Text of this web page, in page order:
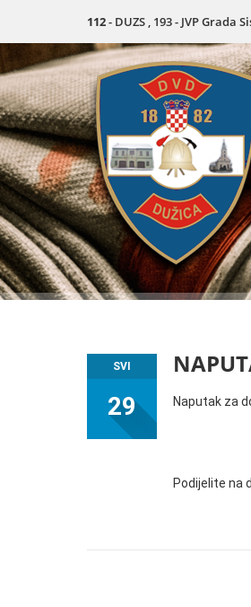
112- DUZS , 193 - JVP Grada
SVI
29 Naputak za
Podijelite na